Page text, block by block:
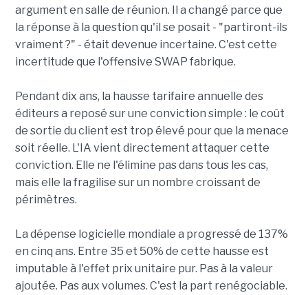
argument en salle de réunion. Il a changé parce que
la réponse à la question qu'il se posait - "partiront-ils
vraiment ?" - était devenue incertaine. C'est cette
incertitude que l'offensive SWAP fabrique.
Pendant dix ans, la hausse tarifaire annuelle des
éditeurs a reposé sur une conviction simple : le coût
de sortie du client est trop élevé pour que la menace
soit réelle. L'IA vient directement attaquer cette
conviction. Elle ne l'élimine pas dans tous les cas,
mais elle la fragilise sur un nombre croissant de
périmètres.
La dépense logicielle mondiale a progressé de 137%
en cinq ans. Entre 35 et 50% de cette hausse est
imputable à l'effet prix unitaire pur. Pas à la valeur
ajoutée. Pas aux volumes. C'est la part renégociable.